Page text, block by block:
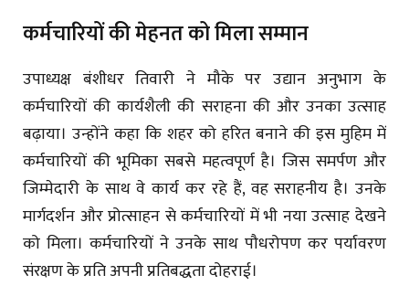
कर्मचारियों की मेहनत को मिला सम्मान
उपाध्यक्ष बंशीधर तिवारी ने मौके पर उद्यान अनुभाग के
कर्मचारियों की कार्यशैली की सराहना की और उनका उत्साह
बढ़ाया। उन्होंने कहा कि शहर को हरित बनाने की इस मुहिम में
कर्मचारियों की भूमिका सबसे महत्वपूर्ण है। जिस समर्पण और
जिम्मेदारी के साथ वे कार्य कर रहे हैं, वह सराहनीय है। उनके
मार्गदर्शन और प्रोत्साहन से कर्मचारियों में भी नया उत्साह देखने
को मिला। कर्मचारियों ने उनके साथ पौधरोपण कर पर्यावरण
संरक्षण के प्रति अपनी प्रतिबद्धता दोहराई।